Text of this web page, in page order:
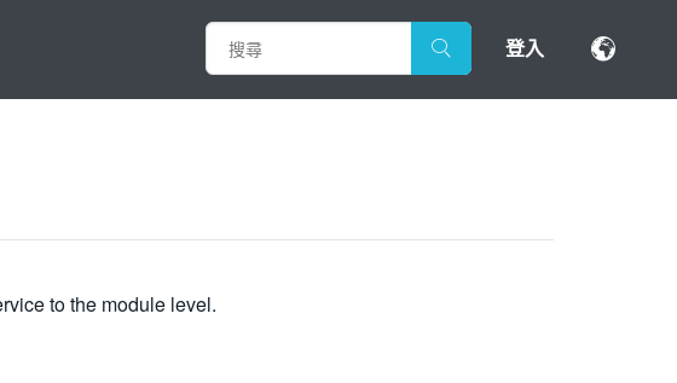
登入
to the module level.